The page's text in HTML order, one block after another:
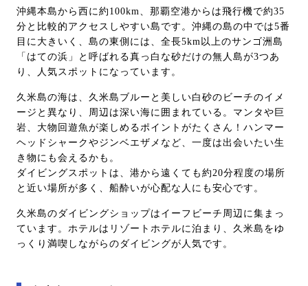
沖縄本島から西に約100km、那覇空港からは飛行機で約35
分と比較的アクセスしやすい島です。沖縄の島の中では5番
目に大きいく、島の東側には、全長5km以上のサンゴ洲島
「はての浜」と呼ばれる真っ白な砂だけの無人島が3つあ
り、人気スポットになっています。
久米島の海は、久米島ブルーと美しい白砂のビーチのイメ
ージと異なり、周辺は深い海に囲まれている。マンタや巨
岩、大物回遊魚が楽しめるポイントがたくさん！ハンマー
ヘッドシャークやジンベエザメなど、一度は出会いたい生
き物にも会えるかも。
ダイビングスポットは、港から遠くても約20分程度の場所
と近い場所が多く、船酔いが心配な人にも安心です。
久米島のダイビングショップはイーフビーチ周辺に集まっ
ています。ホテルはリゾートホテルに泊まり、久米島をゆ
っくり満喫しながらのダイビングが人気です。